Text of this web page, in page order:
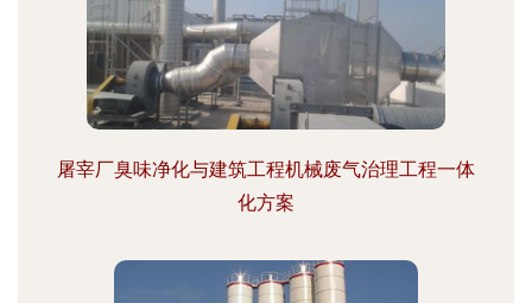
屠宰厂臭味净化与建筑工程机械废气治理工程一体
化方案